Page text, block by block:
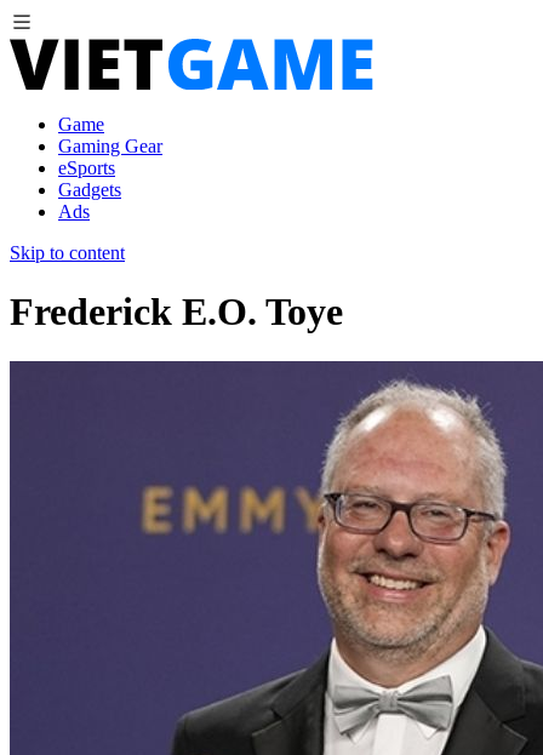
Game
Gaming Gear
eSports
Gadgets
Ads
Skip to content
Frederick E.O. Toye